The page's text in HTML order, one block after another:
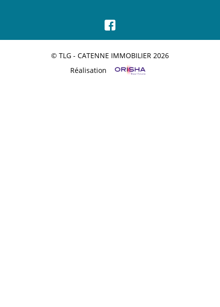
© TLG - CATENNE IMMOBILIER 2026
Réalisation